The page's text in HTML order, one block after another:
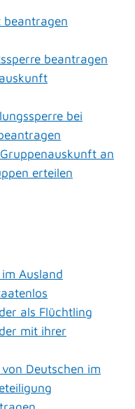
beantragen
beantragen
bei
an
erteilen
Ausland
als Flüchtling
mit ihrer
Deutschen im